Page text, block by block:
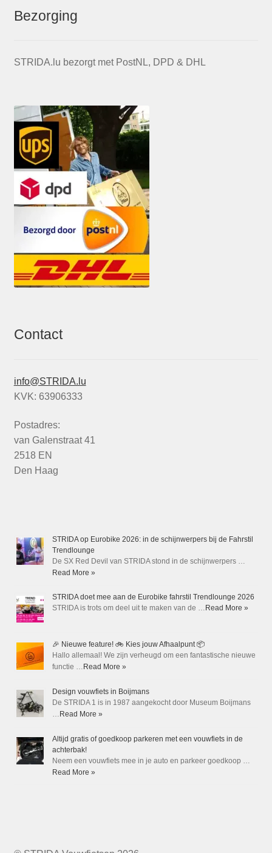
Bezorging
STRIDA.lu bezorgt met PostNL, DPD & DHL
Contact
info@STRIDA.lu
KVK: 63906333
Postadres:
van Galenstraat 41
2518 EN
Den Haag
STRIDA op Eurobike 2026: in de schijnwerpers bij de Fahrstil
Trendlounge
De SX Red Devil van STRIDA stond in de schijnwerpers …
Read More »
STRIDA doet mee aan de Eurobike fahrstil Trendlounge 2026
STRIDA is trots om deel uit te maken van de … Read More »
🎉 Nieuwe feature! 🚲 Kies jouw Afhaalpunt 📦
Hallo allemaal! We zijn verheugd om een fantastische nieuwe
functie … Read More »
Design vouwfiets in Boijmans
De STRIDA 1 is in 1987 aangekocht door Museum Boijmans
Read More »
Altijd gratis of goedkoop parkeren met een vouwfiets in de
achterbak!
Neem een vouwfiets mee in je auto en parkeer goedkoop …
Read More »